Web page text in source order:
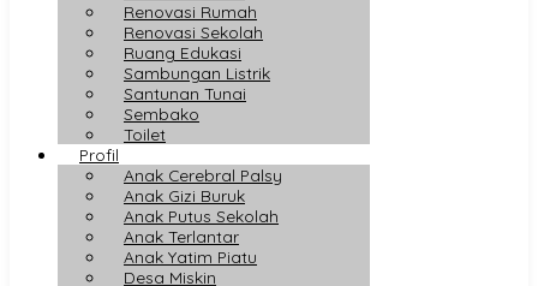
Renovasi Rumah
Renovasi Sekolah
Ruang Edukasi
Sambungan Listrik
Santunan Tunai
Sembako
Toilet
Profil
Anak Cerebral Palsy
Anak Gizi Buruk
Anak Putus Sekolah
Anak Terlantar
Anak Yatim Piatu
Desa Miskin